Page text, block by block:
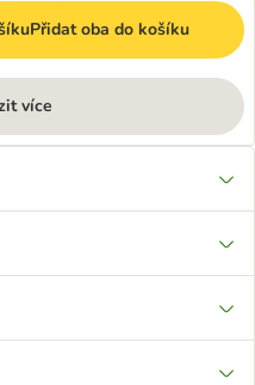
Přidat oba do košíku
více